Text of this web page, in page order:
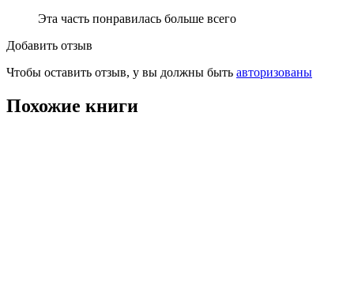
Эта часть понравилась больше всего
Добавить отзыв
Чтобы оставить отзыв, у вы должны быть авторизованы
Похожие книги